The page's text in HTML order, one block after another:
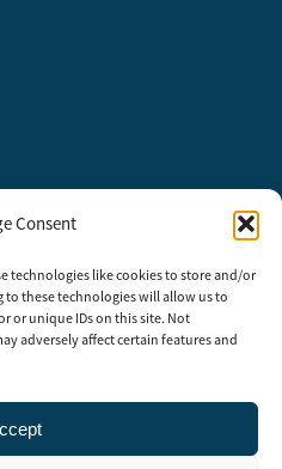
Consent
technologies like cookies to store and/or
these technologies will allow us to
or unique IDs on this site. Not
adversely affect certain features and